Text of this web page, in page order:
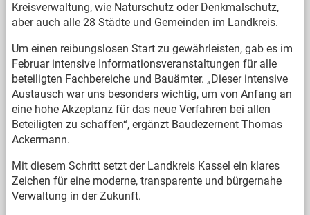
Kreisverwaltung, wie Naturschutz oder Denkmalschutz,
aber auch alle 28 Städte und Gemeinden im Landkreis.
Um einen reibungslosen Start zu gewährleisten, gab es im
Februar intensive Informationsveranstaltungen für alle
beteiligten Fachbereiche und Bauämter. „Dieser intensive
Austausch war uns besonders wichtig, um von Anfang an
eine hohe Akzeptanz für das neue Verfahren bei allen
Beteiligten zu schaffen“, ergänzt Baudezernent Thomas
Ackermann.
Mit diesem Schritt setzt der Landkreis Kassel ein klares
Zeichen für eine moderne, transparente und bürgernahe
Verwaltung in der Zukunft.